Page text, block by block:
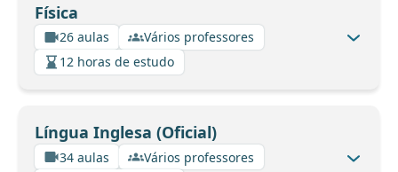
Física
26 aulas
Vários professores
12 horas de estudo
Língua Inglesa (Oficial)
34 aulas
Vários professores